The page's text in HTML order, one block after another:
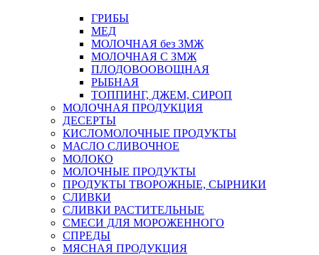
ГРИБЫ
МЕД
МОЛОЧНАЯ без ЗМЖ
МОЛОЧНАЯ С ЗМЖ
ПЛОДОВООВОЩНАЯ
РЫБНАЯ
ТОППИНГ, ДЖЕМ, СИРОП
МОЛОЧНАЯ ПРОДУКЦИЯ
ДЕСЕРТЫ
КИСЛОМОЛОЧНЫЕ ПРОДУКТЫ
МАСЛО СЛИВОЧНОЕ
МОЛОКО
МОЛОЧНЫЕ ПРОДУКТЫ
ПРОДУКТЫ ТВОРОЖНЫЕ, СЫРНИКИ
СЛИВКИ
СЛИВКИ РАСТИТЕЛЬНЫЕ
СМЕСИ ДЛЯ МОРОЖЕННОГО
СПРЕДЫ
МЯСНАЯ ПРОДУКЦИЯ